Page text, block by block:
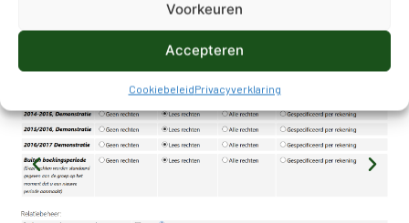
Accepteren
Voorkeuren
CookiebeleidPrivacyverklaring